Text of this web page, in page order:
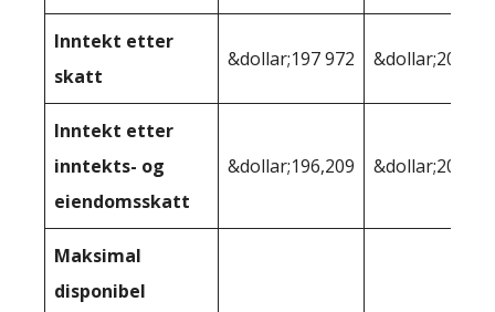
Inntekt etter
skatt
&dollar;197 972 &dollar;208
Inntekt etter
inntekts- og
eiendomsskatt
&dollar;196,209 &dollar;205
Maksimal
disponibel